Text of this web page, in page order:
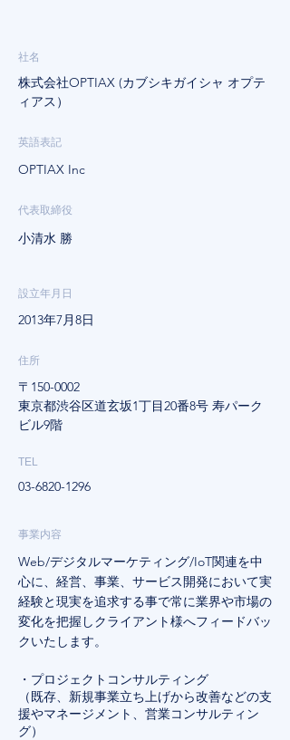
社名
株式会社OPTIAX (カブシキガイシャ オプテ
ィアス）
英語表記
OPTIAX Inc
代表取締役
小清水 勝
設立年月日
2013年7月8日
住所
〒150-0002
東京都渋谷区道玄坂1丁目20番8号 寿パーク
ビル9階
TEL
03-6820-1296
事業内容
Web/デジタルマーケティング/IoT関連を中
心に、経営、事業、サービス開発において実
経験と現実を追求する事で常に業界や市場の
変化を把握しクライアント様へフィードバッ
クいたします。
・プロジェクトコンサルティング
（既存、新規事業立ち上げから改善などの支
援やマネージメント、営業コンサルティン
グ）